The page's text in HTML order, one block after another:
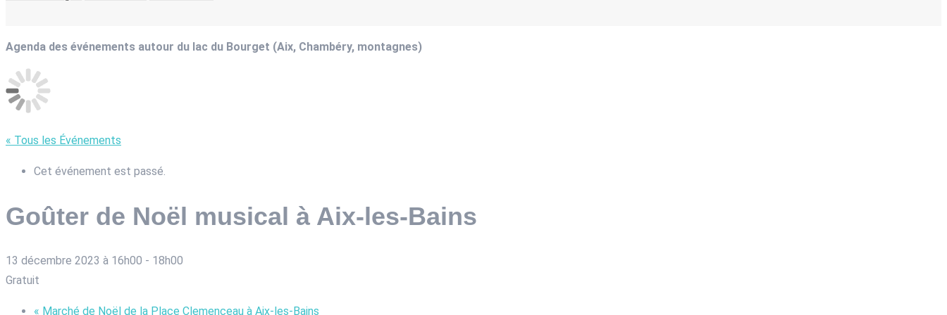
Agenda des événements autour du lac du Bourget (Aix, Chambéry, montagnes)
« Tous les Événements
Cet événement est passé.
Goûter de Noël musical à Aix-les-Bains
13 décembre 2023 à 16h00 - 18h00
Gratuit
« Marché de Noël de la Place Clemenceau à Aix-les-Bains